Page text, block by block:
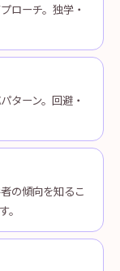
ローチ。独学・
ターン。回避・
の傾向を知るこ
。